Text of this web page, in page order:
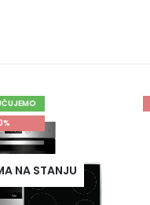
NEMA NA STANJU